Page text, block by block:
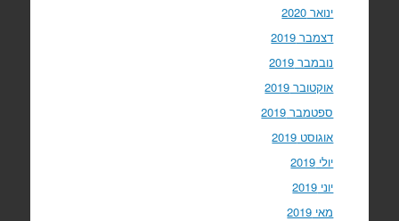
ינואר 2020
דצמבר 2019
נובמבר 2019
אוקטובר 2019
ספטמבר 2019
אוגוסט 2019
יולי 2019
יוני 2019
מאי 2019